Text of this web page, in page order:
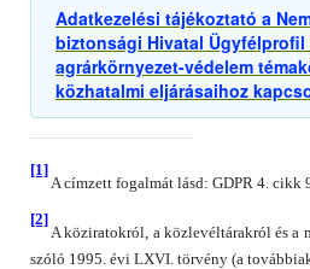
Adatkezelési tájékoztató a
biztonsági Hivatal Ügyfélprofil
agrárkörnyezet-védelem
közhatalmi eljárásaihoz
[1]
A címzett fogalmát lásd: GDPR 4. cikk
[2]
A köziratokról, a közlevéltárakról és a
szóló 1995. évi LXVI. törvény (a